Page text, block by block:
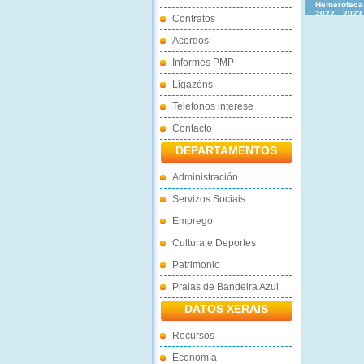
Contratos
Acordos
Informes PMP
Ligazóns
Teléfonos interese
Contacto
DEPARTAMENTOS
Administración
Servizos Sociais
Emprego
Cultura e Deportes
Patrimonio
Praias de Bandeira Azul
DATOS XERAIS
Recursos
Economía
2022
2023